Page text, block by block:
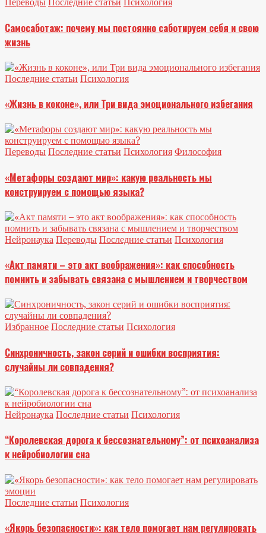
Переводы Последние статьи Психология
Самосаботаж: почему мы постоянно саботируем себя и свою
жизнь
Последние статьи Психология
«Жизнь в коконе», или Три вида эмоционального избегания
Переводы Последние статьи Психология Философия
«Метафоры создают мир»: какую реальность мы
конструируем с помощью языка?
Нейронаука Переводы Последние статьи Психология
«Акт памяти – это акт воображения»: как способность
помнить и забывать связана с мышлением и творчеством
Избранное Последние статьи Психология
Синхроничность, закон серий и ошибки восприятия:
случайны ли совпадения?
Нейронаука Последние статьи Психология
“Королевская дорога к бессознательному”: от психоанализа
к нейробиологии сна
Последние статьи Психология
«Якорь безопасности»: как тело помогает нам регулировать